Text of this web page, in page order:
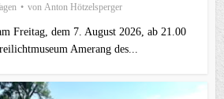
von Anton Hötzelsperger
Freitag, dem 7. August 2026, ab 21.00
Amerang des...